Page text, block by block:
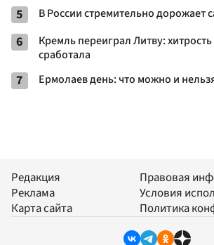
5 В России стремительно дорожает
6
Кремль переиграл Литву:
сработала
7 Ермолаев день: что можно и
Редакция
Реклама
Карта сайта
Правовая
Условия
Политика